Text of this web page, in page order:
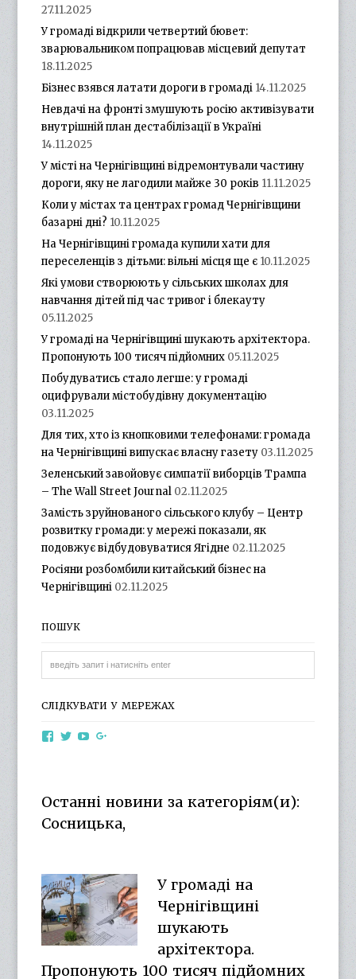
27.11.2025
У громаді відкрили четвертий бювет:
зварювальником попрацював місцевий депутат
18.11.2025
Бізнес взявся латати дороги в громаді 14.11.2025
Невдачі на фронті змушують росію активізувати
внутрішній план дестабілізації в Україні
14.11.2025
У місті на Чернігівщині відремонтували частину
дороги, яку не лагодили майже 30 років 11.11.2025
Коли у містах та центрах громад Чернігівщини
базарні дні? 10.11.2025
На Чернігівщині громада купили хати для
переселенців з дітьми: вільні місця ще є 10.11.2025
Які умови створюють у сільських школах для
навчання дітей під час тривог і блекауту
05.11.2025
У громаді на Чернігівщині шукають архітектора.
Пропонують 100 тисяч підйомних 05.11.2025
Побудуватись стало легше: у громаді
оцифрували містобудівну документацію
03.11.2025
Для тих, хто із кнопковими телефонами: громада
на Чернігівщині випускає власну газету 03.11.2025
Зеленський завойовує симпатії виборців Трампа
– The Wall Street Journal 02.11.2025
Замість зруйнованого сільського клубу – Центр
розвитку громади: у мережі показали, як
подовжує відбудовуватися Ягідне 02.11.2025
Росіяни розбомбили китайський бізнес на
Чернігівщині 02.11.2025
ПОШУК
СЛІДКУВАТИ У МЕРЕЖАХ
ViewViewView
YouTube
Останні новини за категоріям(и):
Сосницька,
У громаді на
Чернігівщині
шукають
архітектора.
Пропонують 100 тисяч підйомних